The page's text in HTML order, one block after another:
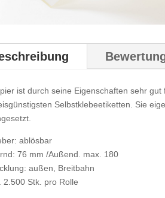
ist durch seine Eigenschaften sehr
Selbstklebeetiketten. Sie
ablösbar
76 mm /Außend. max. 180
außen, Breitbahn
2.500 Stk. pro Rolle